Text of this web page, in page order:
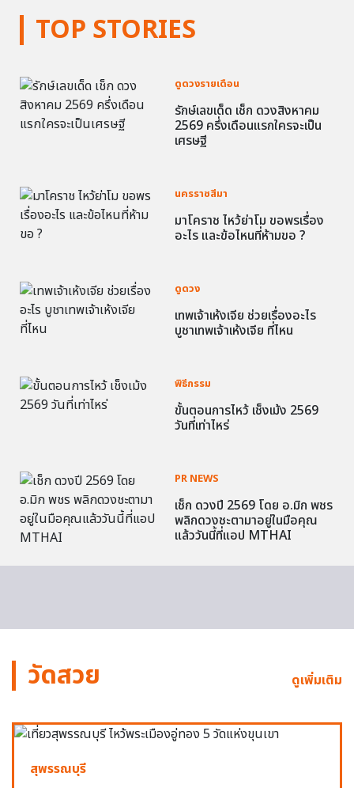
TOP STORIES
ดูดวงรายเดือน
รักษ์เลขเด็ด เช็ก ดวงสิงหาคม
2569 ครึ่งเดือนแรกใครจะเป็น
เศรษฐี
นครราชสีมา
มาโคราช ไหว้ย่าโม ขอพรเรื่อง
อะไร และข้อไหนที่ห้ามขอ ?
ดูดวง
เทพเจ้าเห้งเจีย ช่วยเรื่องอะไร
บูชาเทพเจ้าเห้งเจีย ที่ไหน
พิธีกรรม
ขั้นตอนการไหว้ เช็งเม้ง 2569
วันที่เท่าไหร่
PR NEWS
เช็ก ดวงปี 2569 โดย อ.มิก พชร
พลิกดวงชะตามาอยู่ในมือคุณ
แล้ววันนี้ที่แอป MTHAI
วัดสวย ดูเพิ่มเติม
สุพรรณบุรี